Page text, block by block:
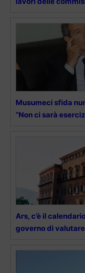
Musumeci sfida
“Non ci sarà
Ars, c’è il
governo di